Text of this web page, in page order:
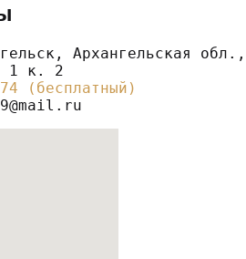
Архангельская обл.,
1 к. 2
(бесплатный)